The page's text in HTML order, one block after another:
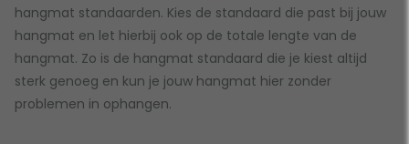
hangmat standaarden. Kies de standaard die past bij jouw
hangmat en let hierbij ook op de totale lengte van de
hangmat. Zo is de hangmat standaard die je kiest altijd
sterk genoeg en kun je jouw hangmat hier zonder
problemen in ophangen.